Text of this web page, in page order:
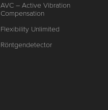
AVC – Active Vibration
Compensation
Flexibility Unlimited
Röntgendetector